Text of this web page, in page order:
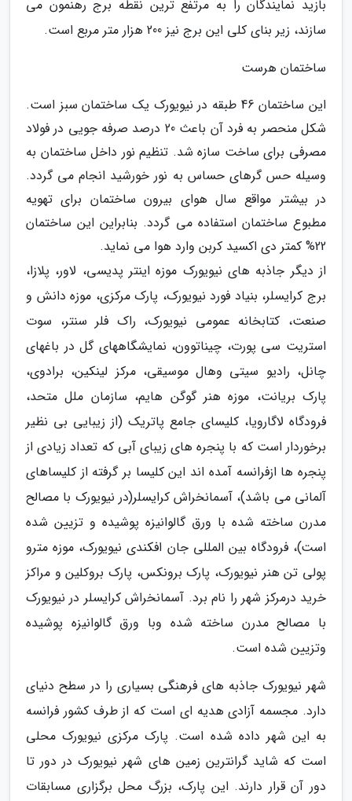
بازید نمایندگان را به مرتفع ترین نقطه برج رهنمون می
سازند، زیر بنای کلی این برج نیز 200 هزار متر مربع است.
ساختمان هرست
این ساختمان 46 طبقه در نیویورک یک ساختمان سبز است.
شکل منحصر به فرد آن باعث 20 درصد صرفه جویی در فولاد
مصرفی برای ساخت سازه شد. تنظیم نور داخل ساختمان به
وسیله حس گرهای حساس به نور خورشید انجام می گردد.
در بیشتر مواقع سال هوای بیرون ساختمان برای تهویه
مطبوع ساختمان استفاده می گردد. بنابراین این ساختمان
22% کمتر دی اکسید کربن وارد هوا می نماید.
از دیگر جاذبه های نیویورک موزه اینتر پدیسی، لاور، پلازا،
برج کرایسلر، بنیاد فورد نیویورک، پارک مرکزی، موزه دانش و
صنعت، کتابخانه عمومی نیویورک، راک فلر سنتر، سوت
استریت سی پورت، چیناتوون، نمایشگاههای گل در باغهای
چانل، رادیو سیتی وهال موسیقی، مرکز لینکین، برادوی،
پارک بریانت، موزه هنر گوگن هایم، سازمان ملل متحد،
فرودگاه لاگارویا، کلیسای جامع پاتریک (از زیبایی بی نظیر
برخوردار است که با پنجره های زیبای آبی که تعداد زیادی از
پنجره ها ازفرانسه آمده اند این کلیسا بر گرفته از کلیساهای
آلمانی می باشد)، آسمانخراش کرایسلر(در نیویورک با مصالح
مدرن ساخته شده با ورق گالوانیزه پوشیده و تزیین شده
است)، فرودگاه بین المللی جان افکندی نیویورک، موزه مترو
پولی تن هنر نیویورک، پارک برونکس، پارک بروکلین و مراکز
خرید درمرکز شهر را نام برد. آسمانخراش کرایسلر در نیویورک
با مصالح مدرن ساخته شده وبا ورق گالوانیزه پوشیده
وتزیین شده است.
شهر نیویورک جاذبه های فرهنگی بسیاری را در سطح دنیای
دارد. مجسمه آزادی هدیه ای است که از طرف کشور فرانسه
به این شهر داده شده است. پارک مرکزی نیویورک محلی
است که شاید گرانترین زمین های شهر نیویورک در دور تا
دور آن قرار دارند. این پارک، بزرگ محل برگزاری مسابقات